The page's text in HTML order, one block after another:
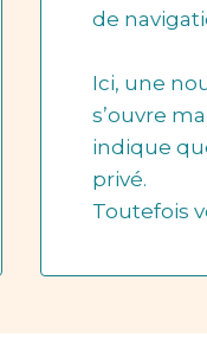
de
Ici, une
s’ouvre
indique
privé.
Toutefois